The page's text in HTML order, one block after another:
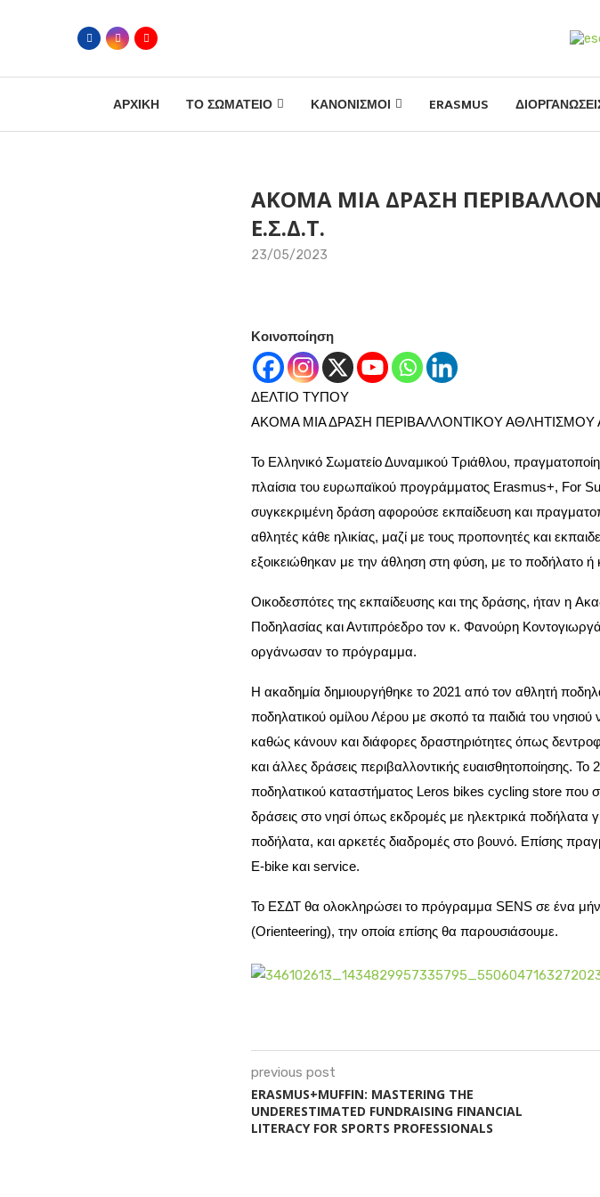
ΑΡΧΙΚΗ ΤΟ ΣΩΜΑΤΕΙΟ ΚΑΝΟΝΙΣΜΟΙ ERASMUS
ΑΚΟΜΑ ΜΙΑ ΔΡΑΣΗ
Ε.Σ.Δ.Τ.
23/05/2023
Κοινοποίηση
ΔΕΛΤΙΟ ΤΥΠΟΥ
ΑΚΟΜΑ ΜΙΑ ΔΡΑΣΗ ΠΕΡΙΒΑΛΛΟΝΤΙΚΟΥ ΑΘΛΗΤΙΣΜΟΥ
Το Ελληνικό Σωματείο Δυναμικού Τριάθλου,
πλαίσια του ευρωπαϊκού προγράμματος Erasmus+, For
συγκεκριμένη δράση αφορούσε εκπαίδευση και
αθλητές κάθε ηλικίας, μαζί με τους προπονητές και
εξοικειώθηκαν με την άθληση στη φύση, με το ποδήλατο ή
Οικοδεσπότες της εκπαίδευσης και της δράσης, ήταν η
Ποδηλασίας και Αντιπρόεδρο τον κ. Φανούρη
οργάνωσαν το πρόγραμμα.
Η ακαδημία δημιουργήθηκε το 2021 από τον αθλητή
ποδηλατικού ομίλου Λέρου με σκοπό τα παιδιά του
καθώς κάνουν και διάφορες δραστηριότητες όπως
και άλλες δράσεις περιβαλλοντικής ευαισθητοποίησης.
ποδηλατικού καταστήματος Leros bikes cycling store που
δράσεις στο νησί όπως εκδρομές με ηλεκτρικά ποδήλατα
ποδήλατα, και αρκετές διαδρομές στο βουνό. Επίσης
E-bike και service.
Το ΕΣΔΤ θα ολοκληρώσει το πρόγραμμα SENS σε ένα
(Orienteering), την οποία επίσης θα παρουσιάσουμε.
previous post
ERASMUS+MUFFIN: MASTERING THE
UNDERESTIMATED FUNDRAISING FINANCIAL
LITERACY FOR SPORTS PROFESSIONALS